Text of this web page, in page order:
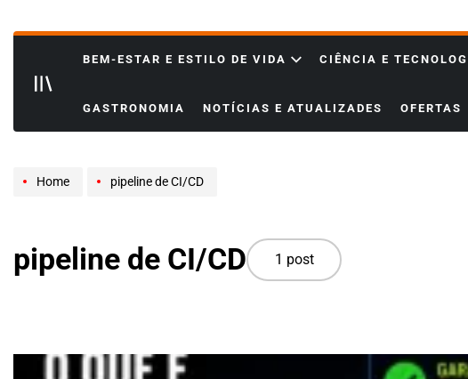
BEM-ESTAR E ESTILO DE VIDA CIÊNCIA E
GASTRONOMIA NOTÍCIAS E ATUALIZADES OFERTAS
Home pipeline de CI/CD
pipeline de CI/CD 1 post